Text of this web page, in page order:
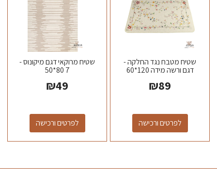
שטיח מטבח נגד החלקה -
דגם ורשה מידה 120*60
₪89
לפרטים ורכישה
שטיח מרוקאי דגם מיקונוס -
7 80*50
₪49
לפרטים ורכישה